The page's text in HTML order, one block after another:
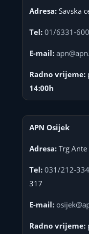
Adresa:Savska
Tel: 01/6331-600
E-mail:
Radno vrijeme:
14:00h
APN Osijek
Adresa:Trg Ante
Tel: 031/212-334
317
E-mail:
Radno vrijeme: